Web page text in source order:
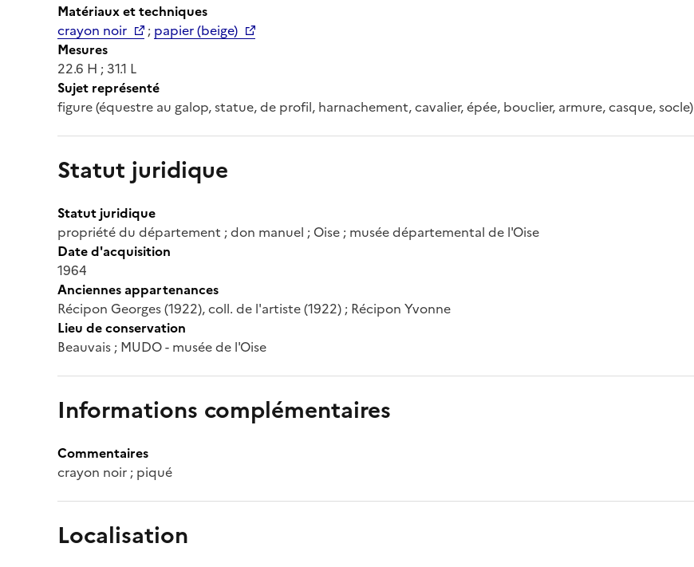
Matériaux et techniques
crayon noir
; papier (beige)
Mesures
22.6 H ; 31.1 L
Sujet représenté
figure (équestre au galop, statue, de profil, harnachement, cavalier, épée, bouclier, armure, casque, socle)
Statut juridique
Statut juridique
propriété du département ; don manuel ; Oise ; musée départemental de l'Oise
Date d'acquisition
1964
Anciennes appartenances
Récipon Georges (1922), coll. de l'artiste (1922) ; Récipon Yvonne
Lieu de conservation
Beauvais ; MUDO - musée de l'Oise
Informations complémentaires
Commentaires
crayon noir ; piqué
Localisation